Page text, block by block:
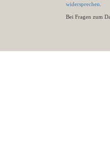
widersprechen
Bei Fragen zum